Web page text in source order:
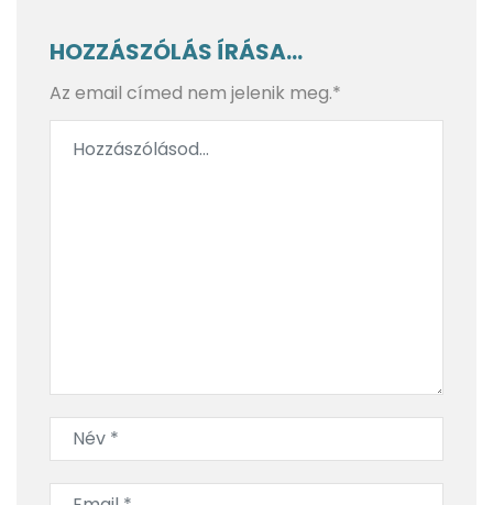
A varázslat útján a golf őshazájától a Loch Ness-i
HOZZÁSZÓLÁS ÍRÁSA...
Az email címed nem jelenik meg.*